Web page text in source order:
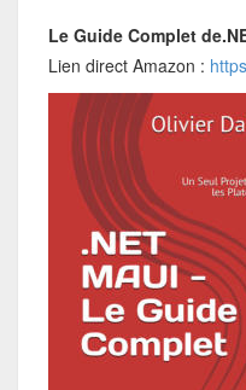
Le Guide Complet
Lien direct Amazon :